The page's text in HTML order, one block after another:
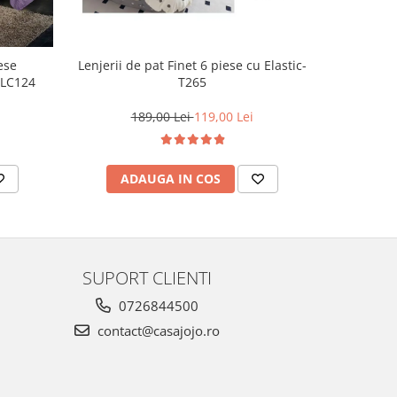
Lenjerii de pat Finet 6 piese cu Elastic-
T265
189,00 Lei119,00 Lei
ADAUGA IN COS
SUPORT CLIENTI
0726844500
contact@casajojo.ro